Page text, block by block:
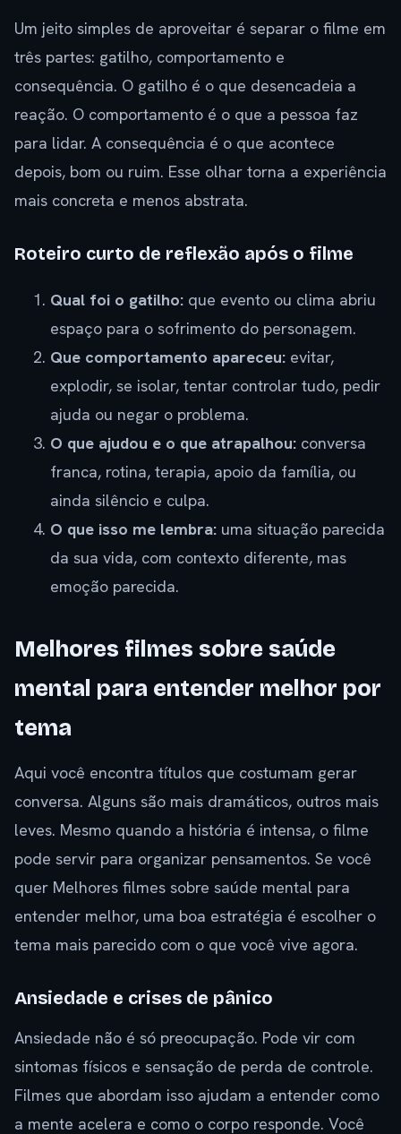
Um jeito simples de aproveitar é separar o filme em
três partes: gatilho, comportamento e
consequência. O gatilho é o que desencadeia a
reação. O comportamento é o que a pessoa faz
para lidar. A consequência é o que acontece
depois, bom ou ruim. Esse olhar torna a experiência
mais concreta e menos abstrata.
Roteiro curto de reflexão após o filme
Qual foi o gatilho: que evento ou clima abriu
espaço para o sofrimento do personagem.
Que comportamento apareceu: evitar,
explodir, se isolar, tentar controlar tudo, pedir
ajuda ou negar o problema.
O que ajudou e o que atrapalhou: conversa
franca, rotina, terapia, apoio da família, ou
ainda silêncio e culpa.
O que isso me lembra: uma situação parecida
da sua vida, com contexto diferente, mas
emoção parecida.
Melhores filmes sobre saúde
mental para entender melhor por
tema
Aqui você encontra títulos que costumam gerar
conversa. Alguns são mais dramáticos, outros mais
leves. Mesmo quando a história é intensa, o filme
pode servir para organizar pensamentos. Se você
quer Melhores filmes sobre saúde mental para
entender melhor, uma boa estratégia é escolher o
tema mais parecido com o que você vive agora.
Ansiedade e crises de pânico
Ansiedade não é só preocupação. Pode vir com
sintomas físicos e sensação de perda de controle.
Filmes que abordam isso ajudam a entender como
a mente acelera e como o corpo responde. Você